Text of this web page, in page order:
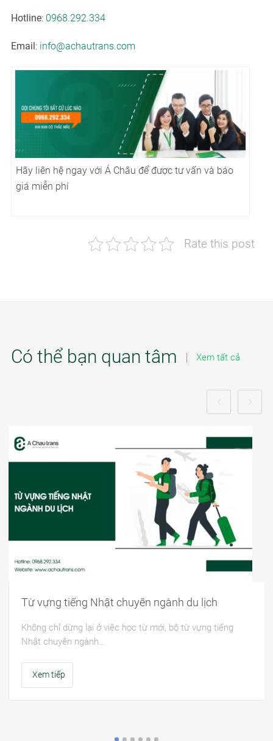
Hotline: 0968.292.334
Email : info@achautrans.com
Hãy liên hệ ngay với Á Châu để được tư vấn và báo
giá miễn phí
Rate this post
Có thể bạn quan tâm Xem tất cả
Từ vựng tiếng Nhật chuyên ngành du lịch
Không chỉ dừng lại ở việc học từ mới, bộ từ vựng tiếng
Nhật chuyên ngành…
Xem tiếp